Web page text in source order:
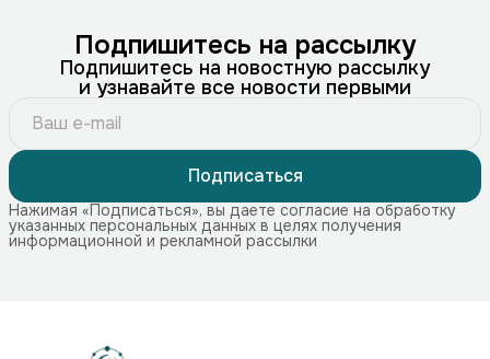
Подпишитесь на рассылку
Подпишитесь на новостную рассылку
и узнавайте все новости первыми
Подписаться
Нажимая «Подписаться», вы даете согласие на обработку
указанных персональных данных в целях получения
информационной и рекламной рассылки